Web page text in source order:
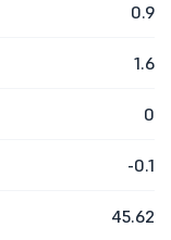
0.9
1.6
0
-0.1
45.62